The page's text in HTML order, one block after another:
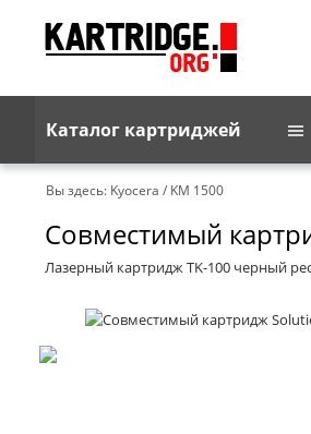
Каталог картриджей
Brother
G&G
Kodak
Lexmark
Вы здесь: Kyocera / KM 1500
Совместимый
Лазерный картридж TK-100 черный